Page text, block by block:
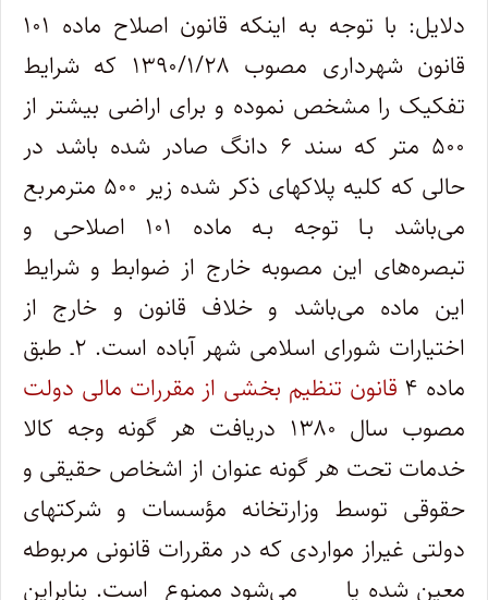
دلایل: با توجه به اینکه قانون اصلاح ماده ۱۰۱
قانون شهرداری مصوب ۱۳۹۰/۱/۲۸ که شرایط
تفکیک را مشخص نموده و برای اراضی بیشتر از
۵۰۰ متر که سند ۶ دانگ صادر شده باشد در
حالی که کلیه پلاکهای ذکر شده زیر ۵۰۰ مترمربع
می‌باشد بـا توجه بـه ماده ۱۰۱ اصلاحی و
تبصره‌های این مصوبه خارج از ضوابط و شرایط
این ماده می‌باشد و خلاف قانون و خارج از
اختیارات شورای اسلامی شهر آباده است. ۲ـ طبق
ماده ۴
قانون تنظیم بخشی از مقررات مالی دولت
مصوب سال ۱۳۸۰ دریافت هر گونه وجه کالا
خدمات تحت هر گونه عنوان از اشخاص حقیقی و
حقوقی توسط وزارتخانه مؤسسات و شرکتهای
دولتی غیراز مواردی که در مقررات قانونی مربوطه
معین شده یا می‌شود ممنوع است. بنابراین